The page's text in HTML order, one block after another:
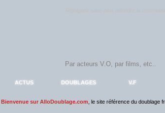
ACTUS DOUBLAGES V.F
Bienvenue sur AlloDoublage.com , le site référence du doublage